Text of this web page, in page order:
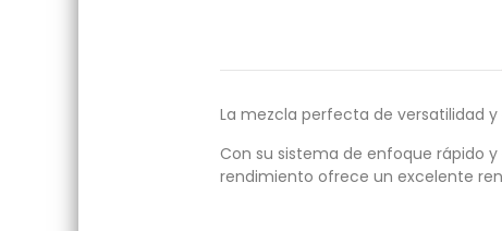
La mezcla perfecta de versatilidad
Con su sistema de enfoque rápido
rendimiento ofrece un excelente